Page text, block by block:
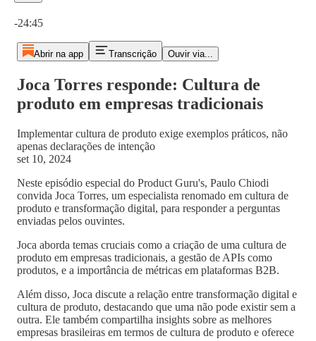
-24:45
Abrir na app Transcrição Ouvir via...
Joca Torres responde: Cultura de
produto em empresas tradicionais
Implementar cultura de produto exige exemplos práticos, não
apenas declarações de intenção
set 10, 2024
Neste episódio especial do Product Guru's, Paulo Chiodi
convida Joca Torres, um especialista renomado em cultura de
produto e transformação digital, para responder a perguntas
enviadas pelos ouvintes.
Joca aborda temas cruciais como a criação de uma cultura de
produto em empresas tradicionais, a gestão de APIs como
produtos, e a importância de métricas em plataformas B2B.
Além disso, Joca discute a relação entre transformação digital e
cultura de produto, destacando que uma não pode existir sem a
outra. Ele também compartilha insights sobre as melhores
empresas brasileiras em termos de cultura de produto e oferece